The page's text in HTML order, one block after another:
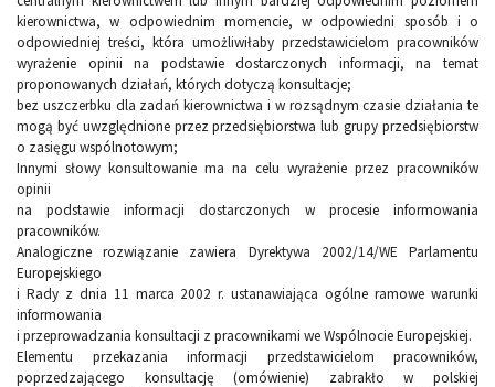
kierownictwa, w odpowiednim momencie, w odpowiedni sposób i o
odpowiedniej treści, która umożliwiłaby przedstawicielom pracowników
wyrażenie opinii na podstawie dostarczonych informacji, na temat
proponowanych działań, których dotyczą konsultacje;
bez uszczerbku dla zadań kierownictwa i w rozsądnym czasie działania te
mogą być uwzględnione przez przedsiębiorstwa lub grupy przedsiębiorstw
o zasięgu wspólnotowym;
Innymi słowy konsultowanie ma na celu wyrażenie przez pracowników
opinii
na podstawie informacji dostarczonych w procesie informowania
pracowników.
Analogiczne rozwiązanie zawiera Dyrektywa 2002/14/WE Parlamentu
Europejskiego
i Rady z dnia 11 marca 2002 r. ustanawiająca ogólne ramowe warunki
informowania
i przeprowadzania konsultacji z pracownikami we Wspólnocie Europejskiej.
Elementu przekazania informacji przedstawicielom pracowników,
poprzedzającego konsultację (omówienie) zabrakło w polskiej